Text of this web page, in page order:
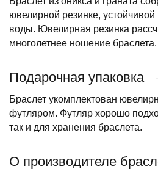
ювелирной резинке,
воды. Ювелирная резинка
многолетнее ношение браслета.
Подарочная упаковка
Браслет укомплектован
футляром. Футляр хорошо
так и для хранения браслета.
О производителе